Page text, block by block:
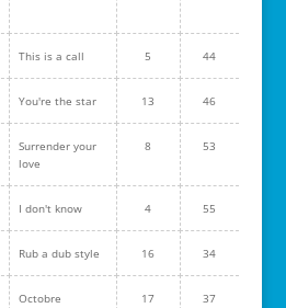
This is a call 5 44
You're the star 13 46
Surrender your
love
8 53
I don't know 4 55
Rub a dub style 16 34
Octobre 17 37